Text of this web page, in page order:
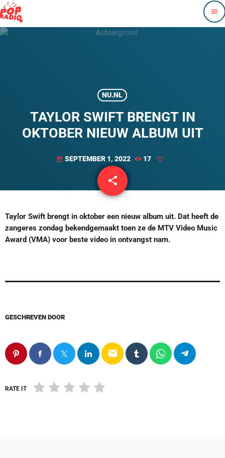
menu
NU.NL
TAYLOR SWIFT BRENGT IN
OKTOBER NIEUW ALBUM UIT
today SEPTEMBER 1, 2022 17
share
email
Taylor Swift brengt in oktober een nieuw album uit. Dat heeft de
zangeres zondag bekendgemaakt toen ze de MTV Video Music
Award (VMA) voor beste video in ontvangst nam.
GESCHREVEN DOOR
email
RATE IT